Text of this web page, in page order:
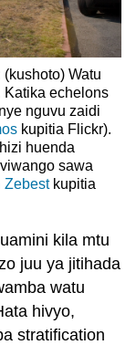
(kushoto) Watu
Katika echelons
nguvu zaidi
kupitia Flickr).
huenda
sawa
Zebestkupitia
kila mtu
juu ya jitihada
watu
hivyo,
stratification